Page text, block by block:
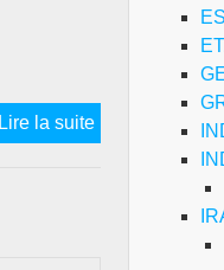
Lire la suiteMYTHOLOGIE
DE
LIBERATION